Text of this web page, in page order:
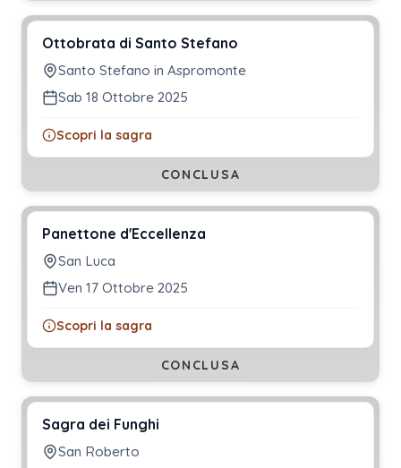
Ottobrata di Santo Stefano
Santo Stefano in Aspromonte
Sab 18 Ottobre 2025
Scopri la sagra
CONCLUSA
Panettone d'Eccellenza
San Luca
Ven 17 Ottobre 2025
Scopri la sagra
CONCLUSA
Sagra dei Funghi
San Roberto